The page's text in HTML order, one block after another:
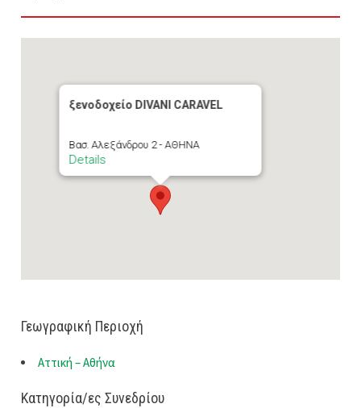
ξενοδοχείο DIVANI CARAVEL
Βασ. Αλεξάνδρου 2 - ΑΘΗΝΑ
Details
Γεωγραφική Περιοχή
Αττική – Αθήνα
Κατηγορία/ες Συνεδρίου